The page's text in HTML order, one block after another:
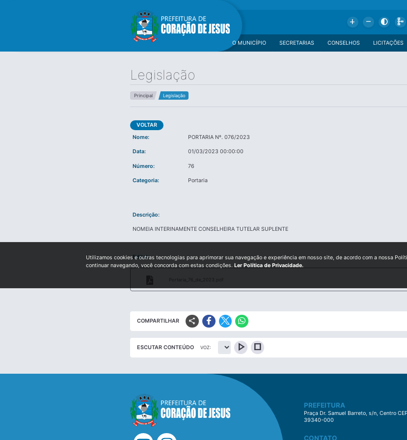
Add Remove Contrast Schema
LICITAÇÕES
CONSELHOS
SECRETARIAS
O MUNICÍPIO
Legislação
Principal Legislação
VOLTAR
Nome:
PORTARIA Nº. 076/2023
Data: 01/03/2023 00:00:00
Número: 76
Categoria: Portaria
Descrição:
NOMEIA INTERINAMENTE CONSELHEIRA TUTELAR SUPLENTE
Edital:
Portaria_76_de_2023.pdf
COMPARTILHAR share
ESCUTAR CONTEÚDO VOZ: play_arrow stop
PREFEITURA
Praça Dr. Samuel Barreto, s/n, Centro
39340-000
CONTATO
Utilizamos cookies e outras tecnologias para aprimorar sua navegação e experiência em nosso site, de acordo com a nossa
continuar navegando, você concorda com estas condições. Ler Política de Privacidade.